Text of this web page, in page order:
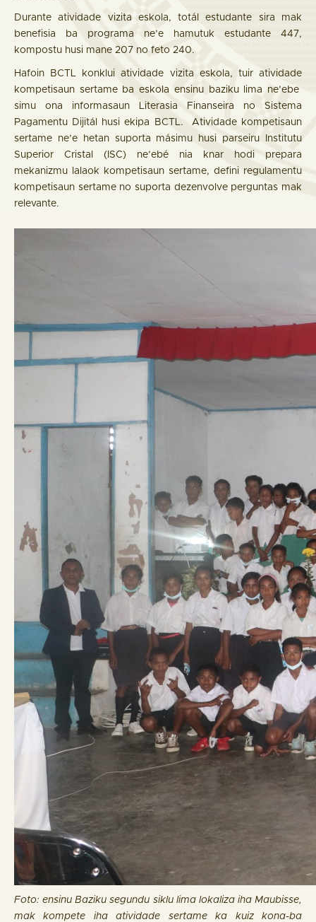
Durante atividade vizita eskola, totál estudante sira mak
benefisia ba programa ne’e hamutuk estudante 447,
kompostu husi mane 207 no feto 240.
Hafoin BCTL konklui atividade vizita eskola, tuir atividade
kompetisaun sertame ba eskola ensinu baziku lima ne’ebe
simu ona informasaun Literasia Finanseira no Sistema
Pagamentu Dijitál husi ekipa BCTL. Atividade kompetisaun
sertame ne’e hetan suporta másimu husi parseiru Institutu
Superior Cristal (ISC) ne’ebé nia knar hodi prepara
mekanizmu lalaok kompetisaun sertame, defini regulamentu
kompetisaun sertame no suporta dezenvolve perguntas mak
relevante.
Foto: ensinu Baziku segundu siklu lima lokaliza iha Maubisse,
mak kompete iha atividade sertame ka kuiz kona-ba